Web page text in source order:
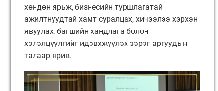
хөндөн ярьж, бизнесийн туршлагатай
ажилтнуудтай хамт суралцах, хичээлээ хэрхэн
явуулах, багшийн хандлага болон
хэлэлцүүлгийг идэвхжүүлэх зэрэг аргуудын
талаар ярив.